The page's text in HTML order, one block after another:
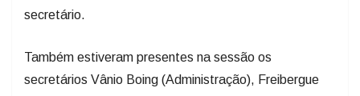
secretário.
Também estiveram presentes na sessão os
secretários Vânio Boing (Administração), Freibergue